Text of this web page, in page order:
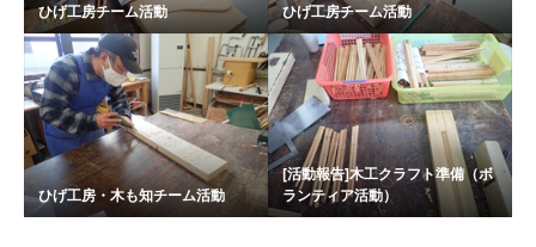
ひげ工房チーム活動 ひげ工房チーム活動
ひげ工房・木も知チーム活動
[活動報告]木工クラフト準備（ボ
ランティア活動）